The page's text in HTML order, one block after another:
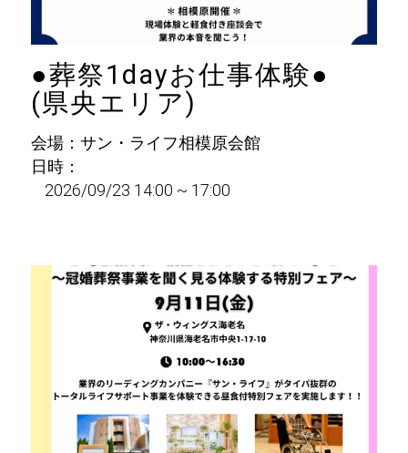
●葬祭1dayお仕事体験●
(県央エリア)
会場：サン・ライフ相模原会館
日時：
2026/09/23 14:00 ~ 17:00